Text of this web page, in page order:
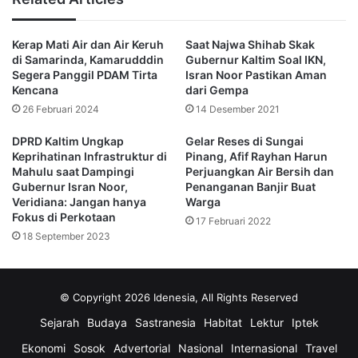
supervisi sebesar Rp969,93 juta. Sehingga nilai kontrak
total pelaksanaan pekerjaan sebesar Rp17,87 miliar,”
tegasnya.
pengembangan dan pemeliharaan menjadi tanggung jawab
Pemkab Kukar, melalui Perumda Tirta Mahakam Kukar,”
pungkasnya.
(redaksi)
anggaran Dinas PUPR Kaltim
Gubernur Kaltim Isran Noor
Kerap Mati Air dan Air Keruh
di Samarinda, Kamarudddin
Segera Panggil PDAM Tirta
Kencana
26 Februari 2024
Saat Najwa Shihab Skak
Gubernur Kaltim Soal IKN,
Isran Noor Pastikan Aman
dari Gempa
14 Desember 2021
DPRD Kaltim Ungkap
Keprihatinan Infrastruktur di
Mahulu saat Dampingi
Gubernur Isran Noor,
Veridiana: Jangan hanya
Fokus di Perkotaan
18 September 2023
Gelar Reses di Sungai
Pinang, Afif Rayhan Harun
Perjuangkan Air Bersih dan
Penanganan Banjir Buat
Warga
17 Februari 2022
© Copyright 2026 Idenesia, All Rights Reserved
Sejarah Budaya Sastranesia Habitat Lektur
Iptek
Ekonomi
Sosok Advertorial Nasional Internasional Travel